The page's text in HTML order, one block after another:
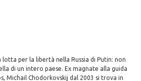
per la libertà nella Russia di Putin: non
di un intero paese. Ex magnate alla guida
Michail Chodorkovskij dal 2003 si trova in